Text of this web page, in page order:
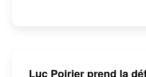
Luc Poirier prend la